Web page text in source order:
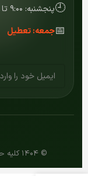
🕘پنجشنبه: ۹:۰۰ تا ۱۳:۰۰
📅جمعه: تعطیل
© ۱۴۰۴ کلیه حقوق برای مرکز MDF شمشاد محفوظ است.